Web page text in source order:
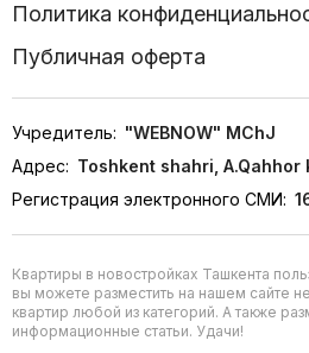
Политика
Публичная оферта
Учредитель: "WEBNOW" MChJ
Адрес: Toshkent shahri,
Регистрация электронного СМИ:
Квартиры в новостройках Ташкента
вы можете разместить на нашем сайте
квартир любой из категорий. А также
информационные статьи. Удачи!